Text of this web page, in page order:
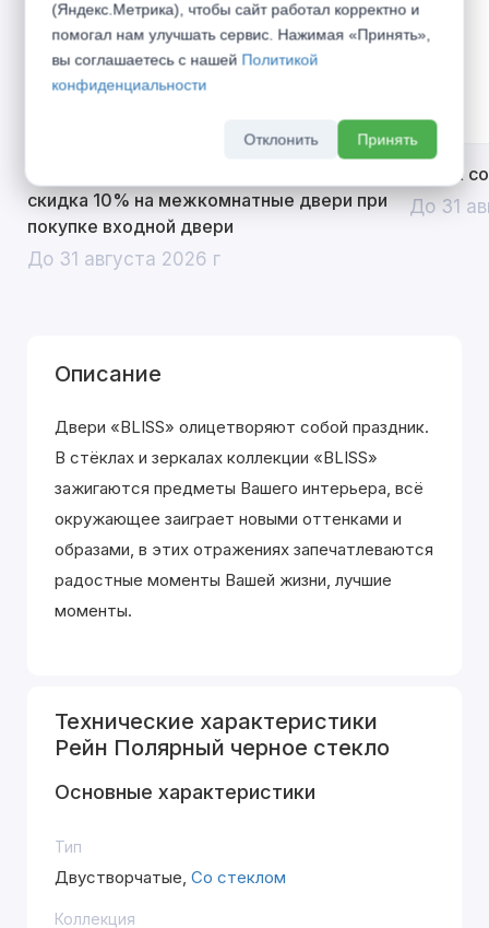
Открой двери выгоде. Дополнительная
скидка 10% на межкомнатные двери при
покупке входной двери
До 31 августа 2026 г
Divilux
До 31
Описание
Двери «BLISS» олицетворяют собой праздник.
В стёклах и зеркалах коллекции «BLISS»
зажигаются предметы Вашего интерьера, всё
окружающее заиграет новыми оттенками и
образами, в этих отражениях запечатлеваются
радостные моменты Вашей жизни, лучшие
моменты.
Технические характеристики
Рейн Полярный черное стекло
Основные характеристики
Тип
Двустворчатые, Со стеклом
Коллекция
(Яндекс.Метрика), чтобы сайт работал корректно и
помогал нам улучшать сервис. Нажимая «Принять»,
вы соглашаетесь с нашей Политикой
конфиденциальности
Отклонить Принять